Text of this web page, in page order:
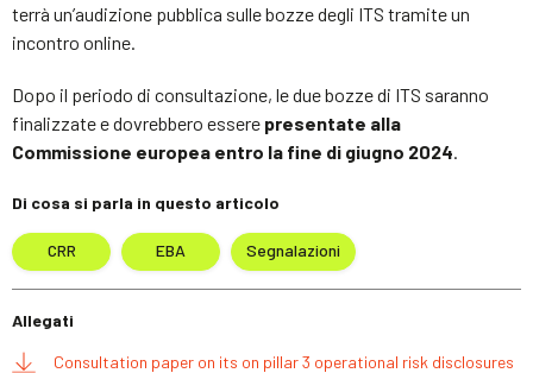
terrà un’audizione pubblica sulle bozze degli ITS tramite un
incontro online.
Dopo il periodo di consultazione, le due bozze di ITS saranno
finalizzate e dovrebbero essere presentate alla
Commissione europea entro la fine di giugno 2024.
Di cosa si parla in questo articolo
CRR EBA Segnalazioni
Allegati
Consultation paper on its on pillar 3 operational risk disclosures